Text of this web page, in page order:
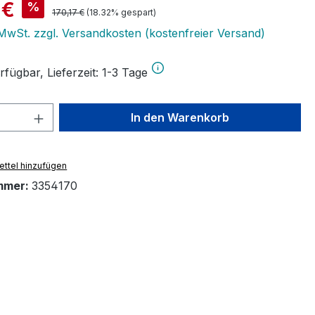
% Regulärer Preis:
170,17 € (18.32% gespart)
zzgl. Versandkosten (kostenfreier Versand)
Lieferzeit: 1-3 Tage
Anzahl: Gib den gewünschten Wert
In den Warenkorb
hinzufügen
3354170